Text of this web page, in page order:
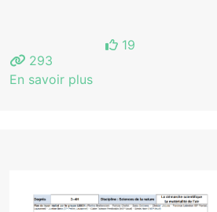
19
293
En savoir plus